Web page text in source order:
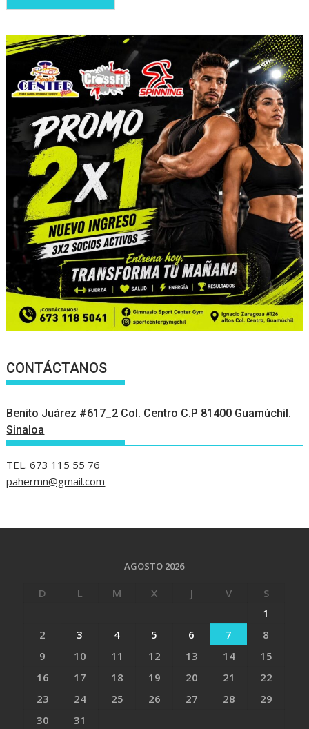
CONTÁCTANOS
Benito Juárez #617_2 Col. Centro C.P 81400 Guamúchil.
Sinaloa
TEL. 673 115 55 76
pahermn@gmail.com
AGOSTO 2026
D L M X J V
S
1
2
3 4 5 6 7
8
9
10 11 12 13 14
15
16
17 18 19 20 21
22
23
24 25 26 27 28
29
30
31